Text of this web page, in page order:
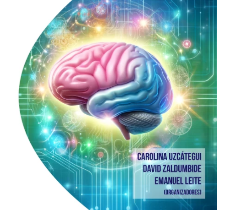
SERVIÇOS
LIVRARIA
CHAMADAS ABERTAS
SUBMISSÃO